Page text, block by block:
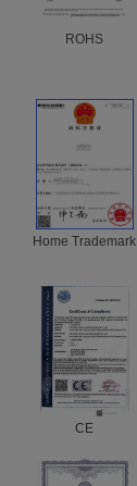
ROHS
Home Trademark
CE